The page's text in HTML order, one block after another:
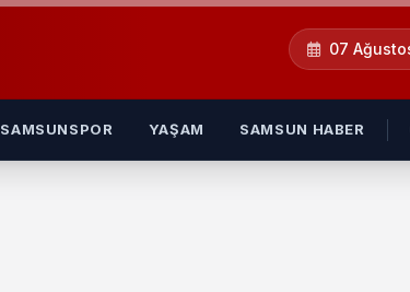
07
SAMSUNSPOR YAŞAM SAMSUN HABER